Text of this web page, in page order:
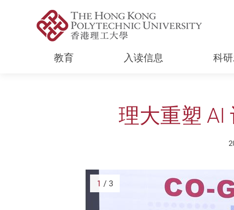
教育 入读信息 科
理大重塑 AI
1 / 3